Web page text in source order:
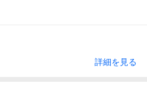
詳細を見る